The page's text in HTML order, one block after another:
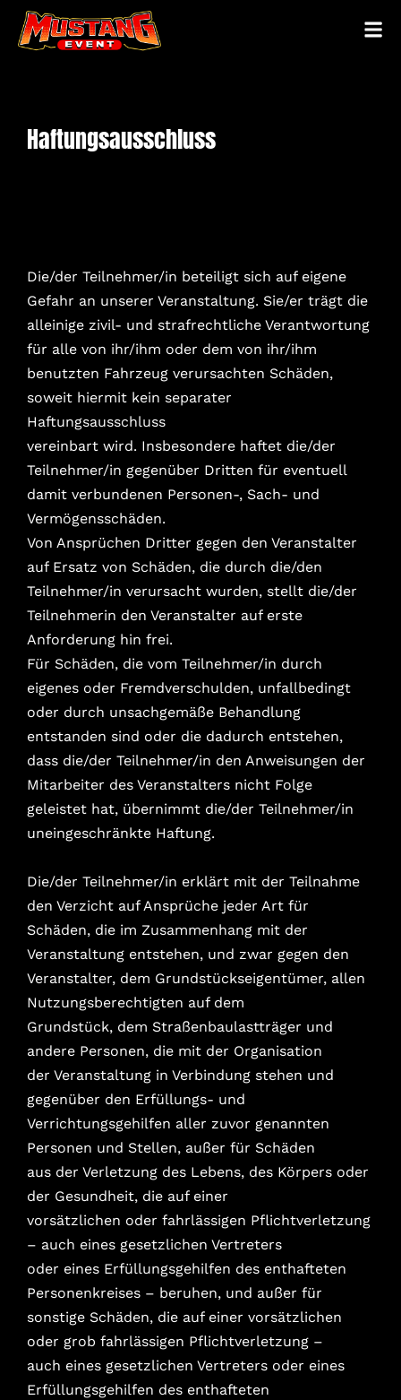
Haftungsausschluss
Die/der Teilnehmer/in beteiligt sich auf eigene
Gefahr an unserer Veranstaltung. Sie/er trägt die
alleinige zivil- und strafrechtliche Verantwortung
für alle von ihr/ihm oder dem von ihr/ihm
benutzten Fahrzeug verursachten Schäden,
soweit hiermit kein separater
Haftungsausschluss
vereinbart wird. Insbesondere haftet die/der
Teilnehmer/in gegenüber Dritten für eventuell
damit verbundenen Personen-, Sach- und
Vermögensschäden.
Von Ansprüchen Dritter gegen den Veranstalter
auf Ersatz von Schäden, die durch die/den
Teilnehmer/in verursacht wurden, stellt die/der
Teilnehmerin den Veranstalter auf erste
Anforderung hin frei.
Für Schäden, die vom Teilnehmer/in durch
eigenes oder Fremdverschulden, unfallbedingt
oder durch unsachgemäße Behandlung
entstanden sind oder die dadurch entstehen,
dass die/der Teilnehmer/in den Anweisungen der
Mitarbeiter des Veranstalters nicht Folge
geleistet hat, übernimmt die/der Teilnehmer/in
uneingeschränkte Haftung.
Die/der Teilnehmer/in erklärt mit der Teilnahme
den Verzicht auf Ansprüche jeder Art für
Schäden, die im Zusammenhang mit der
Veranstaltung entstehen, und zwar gegen den
Veranstalter, dem Grundstückseigentümer, allen
Nutzungsberechtigten auf dem
Grundstück, dem Straßenbaulastträger und
andere Personen, die mit der Organisation
der Veranstaltung in Verbindung stehen und
gegenüber den Erfüllungs- und
Verrichtungsgehilfen aller zuvor genannten
Personen und Stellen, außer für Schäden
aus der Verletzung des Lebens, des Körpers oder
der Gesundheit, die auf einer
vorsätzlichen oder fahrlässigen Pflichtverletzung
– auch eines gesetzlichen Vertreters
oder eines Erfüllungsgehilfen des enthafteten
Personenkreises – beruhen, und außer für
sonstige Schäden, die auf einer vorsätzlichen
oder grob fahrlässigen Pflichtverletzung –
auch eines gesetzlichen Vertreters oder eines
Erfüllungsgehilfen des enthafteten